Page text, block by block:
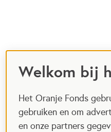
Welkom bij
Het Oranje Fonds
gebruiken en om
en onze partners